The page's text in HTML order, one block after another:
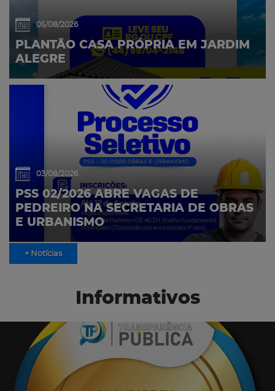
05/08/2026
PLANTÃO CASA PRÓPRIA EM JARDIM
ALEGRE
03/08/2026
PSS 02/2026 ABRE VAGAS DE
PEDREIRO NA SECRETARIA DE OBRAS
E URBANISMO
+ Notícias
Informativos